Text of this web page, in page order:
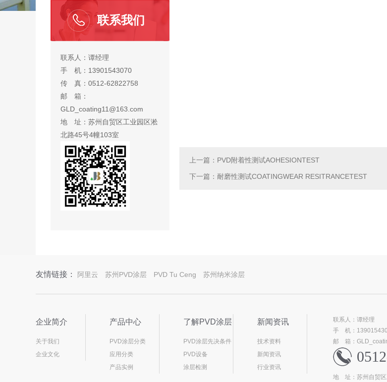
联系我们
联系人：谭经理
手 机：13901543070
传 真：0512-62822758
邮 箱：
GLD_coating11@163.com
地 址：苏州自贸区工业园区淞
北路45号4幢103室
上一篇：PVD附着性测试AOHESIONTEST
下一篇：耐磨性测试COATINGWEAR RESITRANCETEST
友情链接： 阿里云 苏州PVD涂层 PVD Tu Ceng 苏州纳米涂层
企业简介
关于我们
企业文化
产品中心
PVD涂层分类
应用分类
产品实例
了解PVD涂层
PVD涂层先决条件
PVD设备
涂层检测
新闻资讯
技术资料
新闻资讯
行业资讯
联系人：谭经理
手 机：
邮 箱：
地 址：苏州自贸区